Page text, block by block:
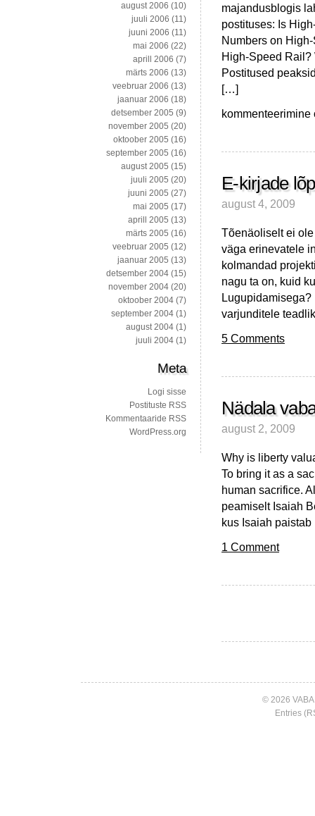
majandusblogis
postituses: Is
Numbers on
High-Speed Rail?
Postitused
[…]
Kiirrongide
kaudselt
E-kirjade
august 4, 2009
Tõenäoliselt ei
väga erinevatele
kolmandad
nagu ta on, kuid
Lugupidamisega?
varjunditele
5 Comments
Nädala
august 2, 2009
Why is liberty
To bring it as a
human sacrifice.
peamiselt Isaiah
kus Isaiah
1 Comment
august 2006 (10)
juuli 2006 (11)
juuni 2006 (11)
mai 2006 (22)
aprill 2006 (7)
märts 2006 (13)
veebruar 2006 (13)
jaanuar 2006 (18)
detsember 2005 (9)
november 2005 (20)
oktoober 2005 (16)
september 2005 (16)
august 2005 (15)
juuli 2005 (20)
juuni 2005 (27)
mai 2005 (17)
aprill 2005 (13)
märts 2005 (16)
veebruar 2005 (12)
jaanuar 2005 (13)
detsember 2004 (15)
november 2004 (20)
oktoober 2004 (7)
september 2004 (1)
august 2004 (1)
juuli 2004 (1)
Meta
Logi sisse
Postituste RSS
Kommentaaride RSS
WordPress.org
© 2026
Entries